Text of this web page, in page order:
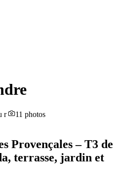
11 photos
Provençales – T3 de
terrasse, jardin et